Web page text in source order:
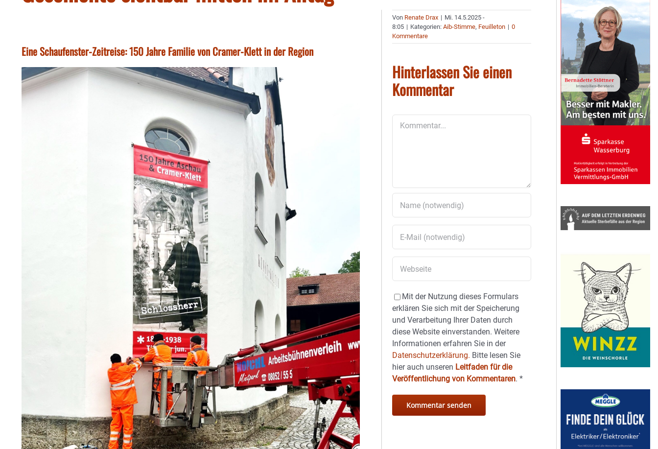
Eine Schaufenster-Zeitreise: 150 Jahre Familie von Cramer-Klett in der Region
Von Renate Drax | Mi. 14.5.2025 -
8:05 | Kategorien:Aib-Stimme, Feuilleton | 0
Kommentare
Hinterlassen Sie einen
Kommentar
Mit der Nutzung dieses Formulars
erklären Sie sich mit der Speicherung
und Verarbeitung Ihrer Daten durch
diese Website einverstanden. Weitere
Informationen erfahren Sie in der
Datenschutzerklärung. Bitte lesen Sie
hier auch unseren Leitfaden für die
Veröffentlichung von Kommentaren.*